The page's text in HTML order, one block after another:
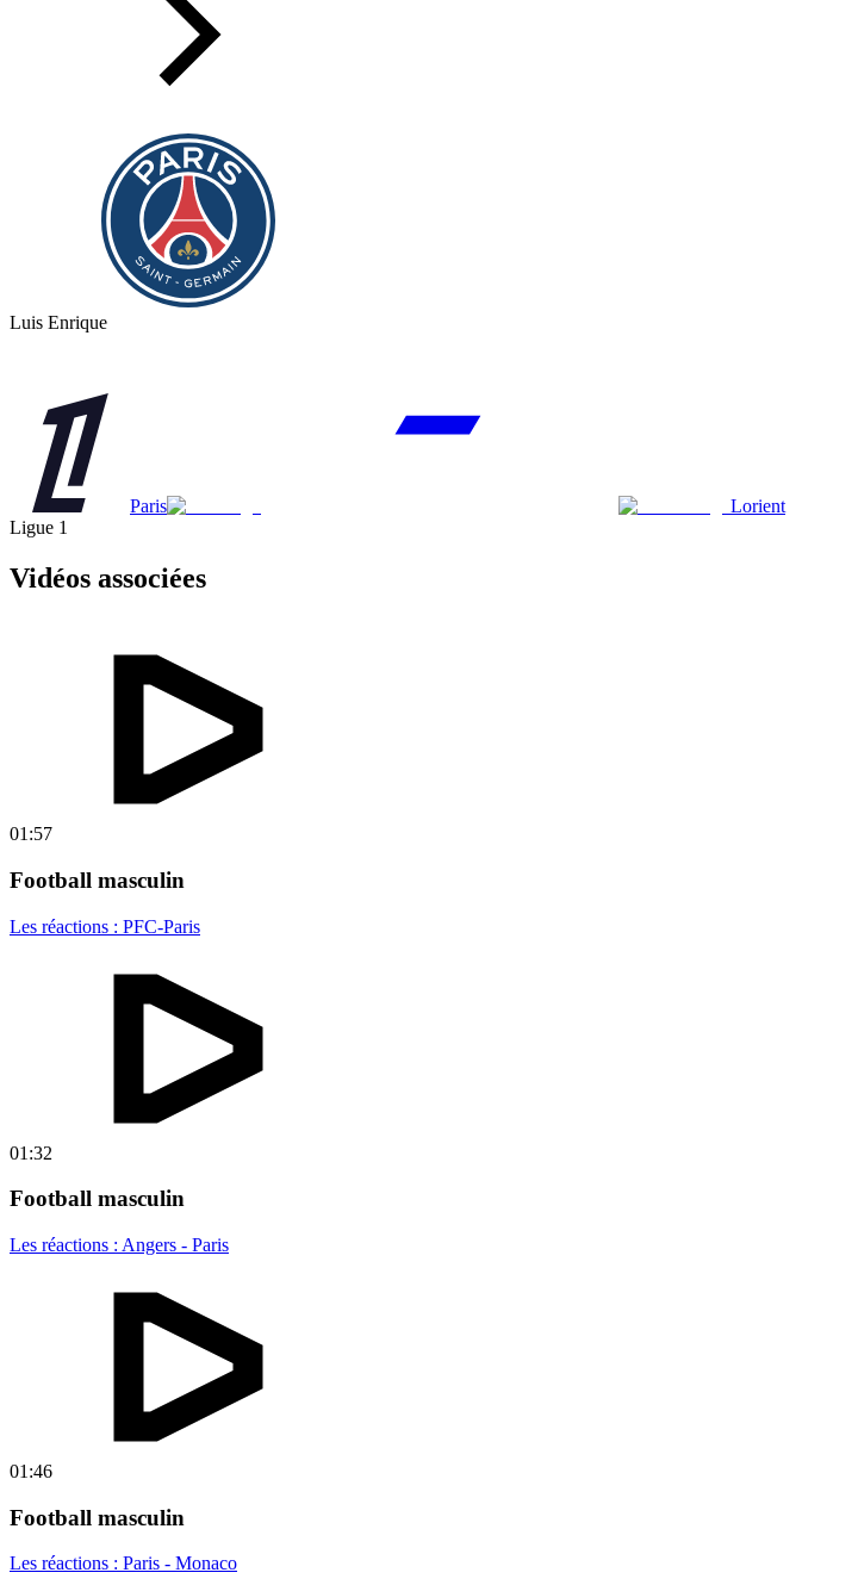
Luis Enrique
Paris
Lorient
Ligue 1
Vidéos associées
01:57
Football masculin
Les réactions : PFC-Paris
01:32
Football masculin
Les réactions : Angers - Paris
01:46
Football masculin
Les réactions : Paris - Monaco